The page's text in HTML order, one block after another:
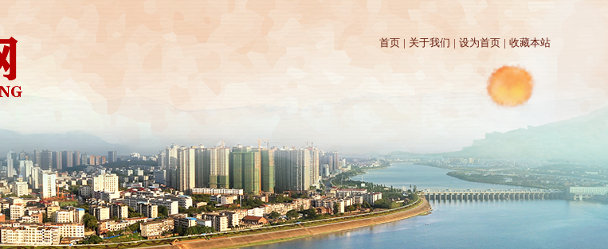
首页 | 关于我们 | 设为首页 | 收藏本站